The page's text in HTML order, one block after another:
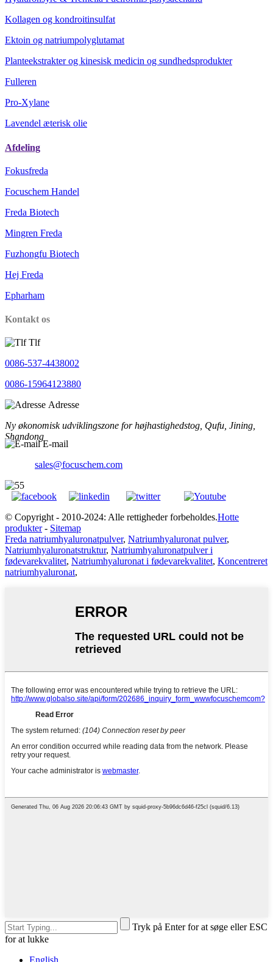
Kollagen og kondroitinsulfat
Ektoin og natriumpolyglutamat
Planteekstrakter og kinesisk medicin og sundhedsprodukter
Fulleren
Pro-Xylane
Lavendel æterisk olie
Afdeling
Fokusfreda
Focuschem Handel
Freda Biotech
Mingren Freda
Fuzhongfu Biotech
Hej Freda
Epharham
Kontakt os
Tlf
0086-537-4438002
0086-15964123880
Adresse
Ny økonomisk udviklingszone for højhastighedstog, Qufu, Jining,
Shandong
E-mail
sales@focuschem.com
© Copyright - 2010-2024: Alle rettigheder forbeholdes.Hotte
produkter- Sitemap
Freda natriumhyaluronatpulver, Natriumhyaluronat pulver,
Natriumhyaluronatstruktur, Natriumhyaluronatpulver i
fødevarekvalitet, Natriumhyaluronat i fødevarekvalitet, Koncentreret
natriumhyaluronat,
Tryk på Enter for at søge eller ESC
for at lukke